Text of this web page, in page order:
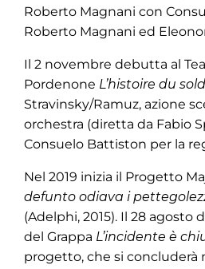
Roberto Magnani con
Roberto Magnani ed
Il 2 novembre debutta al
Pordenone L’histoire du
Stravinsky/Ramuz, azione
orchestra (diretta da Fabio
Consuelo Battiston per la
Nel 2019 inizia il Progetto
defunto odiava i
(Adelphi, 2015). Il 28 agosto
del Grappa L’incidente è
progetto, che si concluderà